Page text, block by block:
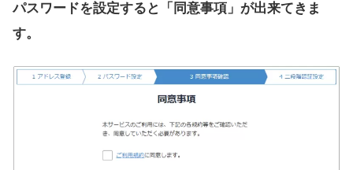
パスワードを設定すると「同意事項」が出来てきま
す。